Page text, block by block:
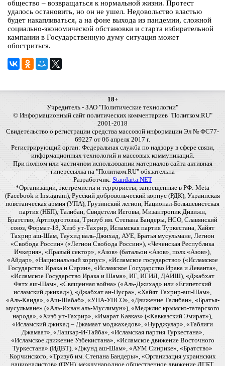
общество – возвращаться к нормальной жизни. Протест
удалось остановить, но он не ушел. Недовольство властью
будет накапливаться, а на фоне выхода из пандемии, сложной
социально-экономической обстановки и старта избирательной
кампании в Государственную думу ситуация может
обостриться.
18+
Учредитель - ЗАО "Политические технологии"
© Информационный сайт политических комментариев "Политком.RU"
2001-2018
Свидетельство о регистрации средства массовой информации Эл № ФС77-
69227 от 06 апреля 2017 г.
Регистрирующий орган: Федеральная служба по надзору в сфере связи,
информационных технологий и массовых коммуникаций.
При полном или частичном использовании материалов сайта активная
гиперссылка на "Политком.RU" обязательна
Разработчик: Standarta.NET
*Организации, экстремисты и террористы, запрещенные в РФ: Meta
(Facebook и Instagram), Русский добровольческий корпус (РДК), Украинская
повстанческая армия (УПА), Грузинский легион, Национал-Большевистская
партия (НБП), Талибан, Свидетели Иеговы, Мизантропик Дивижн,
Братство, Артподготовка, Тризуб им. Степана Бандеры, НСО, Славянский
союз, Формат-18, Хизб ут-Тахрир, Исламская партия Туркестана, Хайят
Тахрир аш-Шам, Таухид валь-Джихад, АУЕ, Братья мусульмане, Легион
«Свобода России» («Легион Свобода России»), «Чеченская Республика
Ичкерия», «Правый сектор», «Азов» (батальон «Азов», полк «Азов»),
«Айдар», «Национальный корпус», «Исламское государство» («Исламское
Государство Ирака и Сирии», «Исламское Государство Ирака и Леванта»,
«Исламское Государство Ирака и Шама», ИГ, ИГИЛ, ДАИШ), «Джабхат
Фатх аш-Шам», «Священная война» («Аль-Джихад» или «Египетский
исламский джихад»), «Джабхат ан-Нусра», «Хайят Тахрир-аш-Шам»,
«Аль-Каида», «Аш-Шабаб», «УНА-УНСО», «Движение Талибан», «Братья-
мусульмане» («Аль-Ихван аль-Муслимун»), «Меджлис крымско-татарского
народа», «Хизб ут-Тахрир», «Имарат Кавказ» («Кавказский Эмират»),
«Исламский джихад – Джамаат моджахедов», «Нурджулар», «Таблиги
Джамаат», «Лашкар-И-Тайба», «Исламская партия Туркестана»,
«Исламское движение Узбекистана», «Исламское движение Восточного
Туркестана» (ИДВТ), «Джунд аш-Шам», «АУМ Синрике», «Братство»
Корчинского, «Тризуб им. Степана Бандеры», «Организация украинских
националистов» (ОУН), международное общественное движение ЛГБТ,